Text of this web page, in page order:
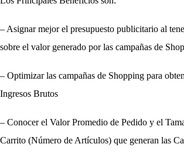
– Asignar mejor el presupuesto publicitario al
sobre el valor generado por las campañas de
– Optimizar las campañas de Shopping para
Ingresos Brutos
– Conocer el Valor Promedio de Pedido y el
Carrito (Número de Artículos) que generan las